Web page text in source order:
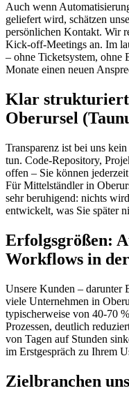
Auch wenn
geliefert wird, schätzen
persönlichen Kontakt. Wir
Kick-off-Meetings an. Im
– ohne Ticketsystem, ohne
Monate einen neuen
Klar
Oberursel
Transparenz ist bei uns
tun. Code-Repository,
offen – Sie können
Für Mittelständler in
sehr beruhigend: nichts
entwickelt, was Sie später
Erfolgsgrößen:
Workflows in
Unsere Kunden – darunter
viele Unternehmen in
typischerweise von 40-70
Prozessen, deutlich
von Tagen auf Stunden
im Erstgespräch zu Ihrem
Zielbranchen